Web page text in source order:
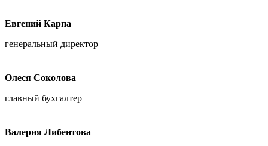
Евгений Карпа
генеральный директор
Олеся Соколова
главный бухгалтер
Валерия Либентова